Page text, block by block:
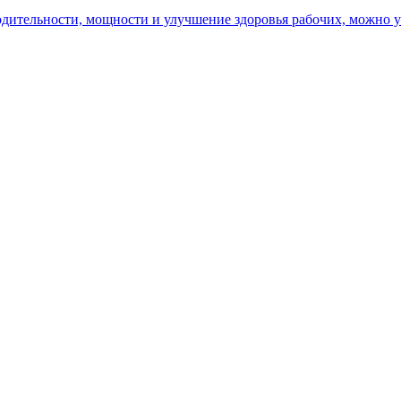
мощности и улучшение здоровья рабочих, можно